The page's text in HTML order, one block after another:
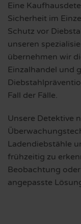
Eine
Sicherheit im
Schutz vor
unseren
übernehmen wir
Einzalhandel und
Fall der Fälle.
Unsere Detektive
Ladendiebstähle
frühzeitig zu
Beobachtung
angepasste